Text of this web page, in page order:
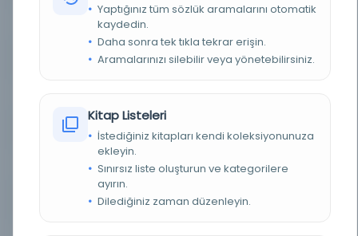
ara,eng
Hayır
KÜTÜPHANE
DEMIRBAŞ NUMARASI 49275 p 1
KAYIT NUMARASI vtls000486405
Yaptığınız tüm sözlük aramalarını otomatik
kaydedin.
Daha sonra tek tıkla tekrar erişin.
Aramalarınızı silebilir veya yönetebilirsiniz.
Kitap Listeleri
İstediğiniz kitapları kendi koleksiyonunuza
ekleyin.
Sınırsız liste oluşturun ve kategorilere
ayırın.
Dilediğiniz zaman düzenleyin.